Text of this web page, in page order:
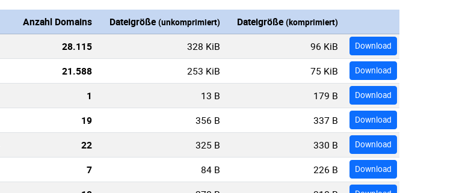
Anzahl Domains Dateigröße (unkomprimiert) Dateigröße (komprimiert)
28.115 328 KiB 96 KiB Download
21.588 253 KiB 75 KiB Download
1 13 B 179 B Download
19 356 B 337 B Download
22 325 B 330 B Download
7 84 B 226 B Download